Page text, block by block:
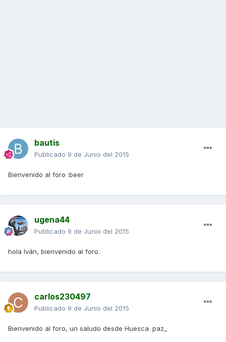
bautis
Publicado 9 de Junio del 2015
Bienvenido al foro :beer
ugena44
Publicado 9 de Junio del 2015
hola Iván, bienvenido al foro.
carlos230497
Publicado 9 de Junio del 2015
Bienvenido al foro, un saludo desde Huesca. paz_